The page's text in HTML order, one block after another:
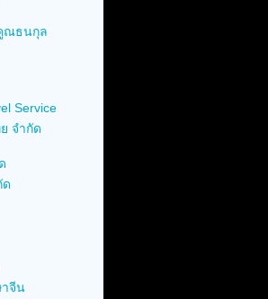
ณธนกุล
Service
จำกัด
ด
จีน